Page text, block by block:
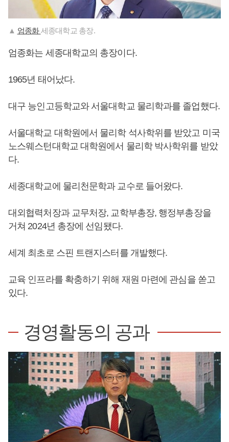
▲ 엄종화세종대학교 총장.
엄종화는 세종대학교의 총장이다.
1965년 태어났다.
대구 능인고등학교와 서울대학교 물리학과를 졸업했다.
서울대학교 대학원에서 물리학 석사학위를 받았고 미국
노스웨스턴대학교 대학원에서 물리학 박사학위를 받았
다.
세종대학교에 물리천문학과 교수로 들어왔다.
대외협력처장과 교무처장, 교학부총장, 행정부총장을
거쳐 2024년 총장에 선임됐다.
세계 최초로 스핀 트랜지스터를 개발했다.
교육 인프라를 확충하기 위해 재원 마련에 관심을 쏟고
있다.
경영활동의 공과